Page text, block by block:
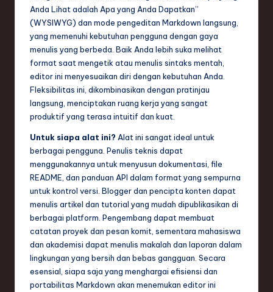
ti
o
Anda Lihat adalah Apa yang Anda Dapatkan”
(WYSIWYG) dan mode pengeditan Markdown langsung,
yang memenuhi kebutuhan pengguna dengan gaya
menulis yang berbeda. Baik Anda lebih suka melihat
format saat mengetik atau menulis sintaks mentah,
editor ini menyesuaikan diri dengan kebutuhan Anda.
Fleksibilitas ini, dikombinasikan dengan pratinjau
langsung, menciptakan ruang kerja yang sangat
produktif yang terasa intuitif dan kuat.
Untuk siapa alat ini? Alat ini sangat ideal untuk
berbagai pengguna. Penulis teknis dapat
menggunakannya untuk menyusun dokumentasi, file
README, dan panduan API dalam format yang sempurna
untuk kontrol versi. Blogger dan pencipta konten dapat
menulis artikel dan tutorial yang mudah dipublikasikan di
berbagai platform. Pengembang dapat membuat
catatan proyek dan pesan komit, sementara mahasiswa
dan akademisi dapat menulis makalah dan laporan dalam
lingkungan yang bersih dan bebas gangguan. Secara
esensial, siapa saja yang menghargai efisiensi dan
portabilitas Markdown akan menemukan editor ini